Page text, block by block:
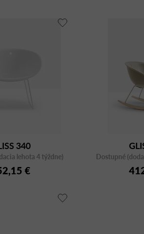
340
lehota 4 týždne)
€
Dostupné